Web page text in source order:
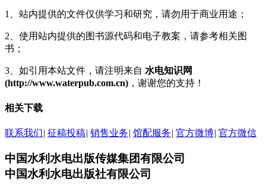
1、站内提供的文件仅供学习和研究，请勿用于商业用途；
2、使用站内提供的图书源代码和电子教案，请参考相关图
书；
3、如引用本站文件，请注明来自 水电知识网
(http://www.waterpub.com.cn) ，谢谢您的支持！
相关下载
联系我们| 征稿投稿| 销售业务| 馆配服务| 官方微博| 官方微信
中国水利水电出版传媒集团有限公司
中国水利水电出版社有限公司